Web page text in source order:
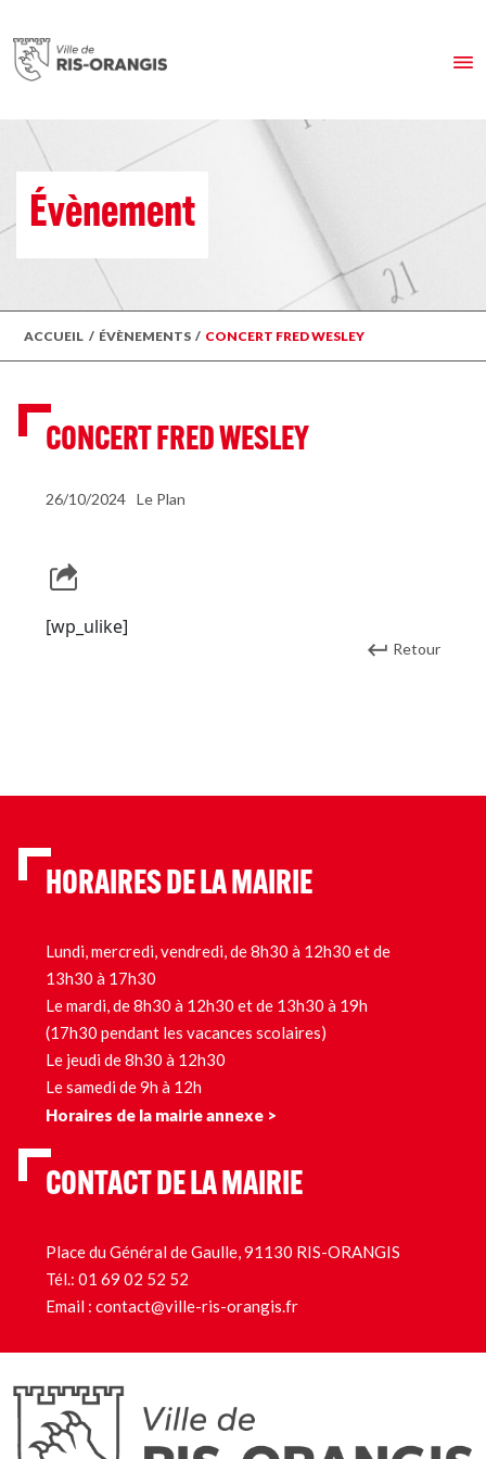
Évènement
ACCUEIL / ÉVÈNEMENTS / CONCERT FRED WESLEY
CONCERT FRED WESLEY
26/10/2024 Le Plan
[wp_ulike]
Retour
HORAIRES DE LA MAIRIE
Lundi, mercredi, vendredi, de 8h30 à 12h30 et de
13h30 à 17h30
Le mardi, de 8h30 à 12h30 et de 13h30 à 19h
(17h30 pendant les vacances scolaires)
Le jeudi de 8h30 à 12h30
Le samedi de 9h à 12h
Horaires de la mairie annexe >
CONTACT DE LA MAIRIE
Place du Général de Gaulle, 91130 RIS-ORANGIS
Tél.: 01 69 02 52 52
Email : contact@ville-ris-orangis.fr